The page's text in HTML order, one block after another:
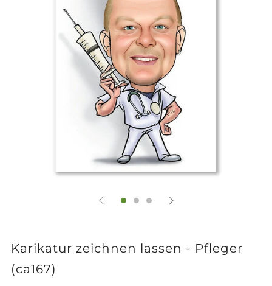
Karikatur zeichnen lassen - Pfleger
(ca167)